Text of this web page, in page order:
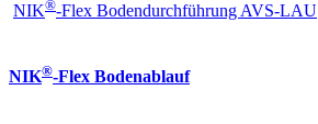
NIK®-Flex Bodendurchführung AVS-LAU
NIK®-Flex Bodenablauf